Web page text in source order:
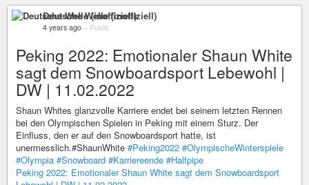
Deutsche Welle (inoffiziell)
4 years ago – Public
Peking 2022: Emotionaler Shaun White
sagt dem Snowboardsport Lebewohl |
DW | 11.02.2022
Shaun Whites glanzvolle Karriere endet bei seinem letzten Rennen
bei den Olympischen Spielen in Peking mit einem Sturz. Der
Einfluss, den er auf den Snowboardsport hatte, ist
unermesslich.#ShaunWhite #Peking2022 #OlympischeWinterspiele
#Olympia #Snowboard #Karriereende #Halfpipe
Peking 2022: Emotionaler Shaun White sagt dem Snowboardsport